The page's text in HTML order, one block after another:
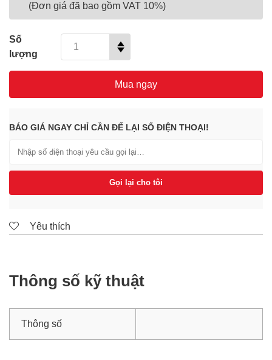
(Đơn giá đã bao gồm VAT 10%)
Số
lượng
Mua ngay
BÁO GIÁ NGAY CHỈ CẦN ĐỂ LẠI SỐ ĐIỆN THOẠI!
Gọi lại cho tôi
Yêu thích
Thông số kỹ thuật
Thông số